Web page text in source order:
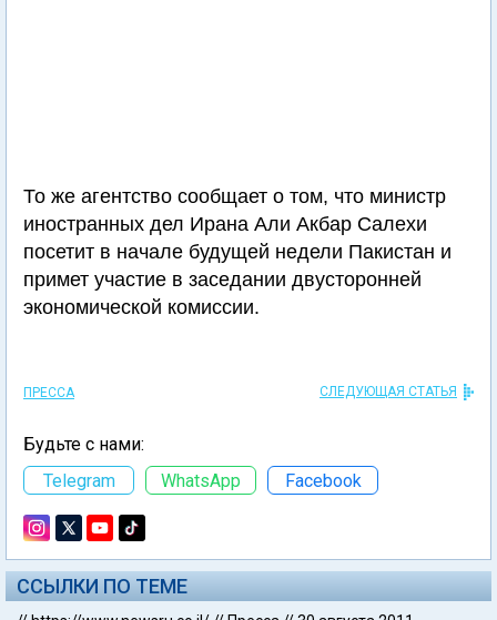
То же агентство сообщает о том, что министр
иностранных дел Ирана Али Акбар Салехи
посетит в начале будущей недели Пакистан и
примет участие в заседании двусторонней
экономической комиссии.
ПРЕССА СЛЕДУЮЩАЯ СТАТЬЯ
Будьте с нами:
Telegram
WhatsApp Facebook
ССЫЛКИ ПО ТЕМЕ